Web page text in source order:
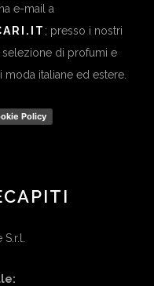
e-mail a
; presso i nostri
selezione di profumi e
italiane ed estere.
Policy